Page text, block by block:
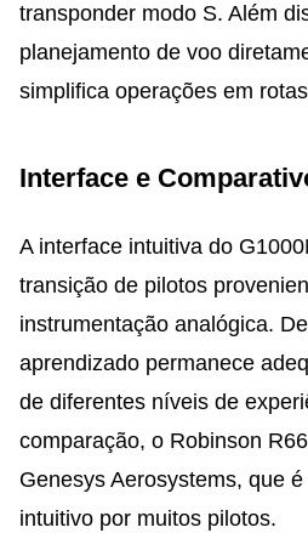
transponder modo S. Além
planejamento de voo
simplifica operações em
Interface e
A interface intuitiva do
transição de pilotos
instrumentação analógica.
aprendizado permanece
de diferentes níveis de
comparação, o Robinson
Genesys Aerosystems, que
intuitivo por muitos pilotos.